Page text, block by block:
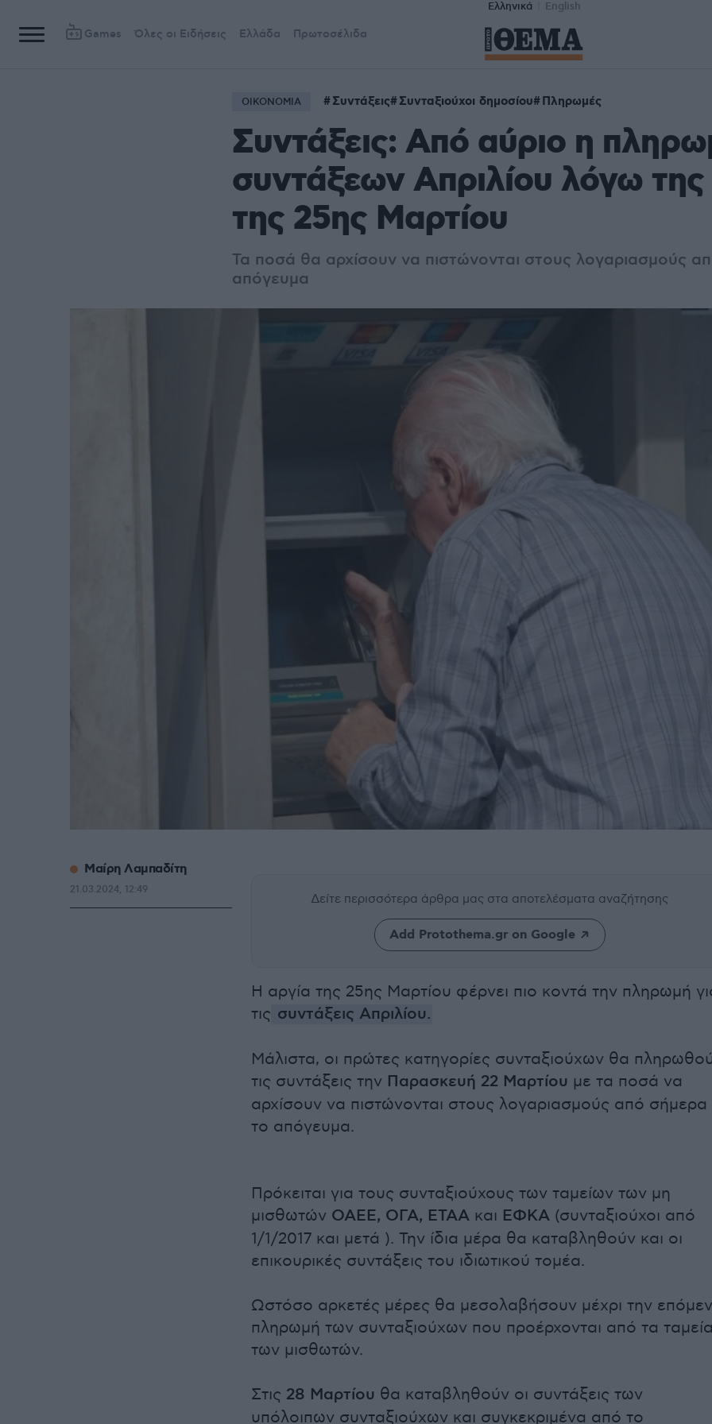
Ελληνικά English
Games Όλες οι Ειδήσεις Ελλάδα Πρωτοσέλιδα
ΟΙΚΟΝΟΜΙΑ Συντάξεις Συνταξιούχοι δημοσίου Πληρωμές
Συντάξεις: Από αύριο η
συντάξεων Απριλίου λόγω της
της 25ης Μαρτίου
Τα ποσά θα αρχίσουν να πιστώνονται στους λογαριασμούς
απόγευμα
Δείτε περισσότερα άρθρα μας στα αποτελέσματα αναζήτησης
Add Protothema.gr on Google
Η αργία της 25ης Μαρτίου φέρνει πιο κοντά την πληρωμή
τις συντάξεις Απριλίου.
Μάλιστα, οι πρώτες κατηγορίες συνταξιούχων θα
τις συντάξεις την Παρασκευή 22 Μαρτίου με τα ποσά να
αρχίσουν να πιστώνονται στους λογαριασμούς από σήμερα
το απόγευμα.
Πρόκειται για τους συνταξιούχους των ταμείων των μη
μισθωτών ΟΑΕΕ, ΟΓΑ, ΕΤΑΑ και ΕΦΚΑ (συνταξιούχοι από
1/1/2017 και μετά ). Την ίδια μέρα θα καταβληθούν και οι
επικουρικές συντάξεις του ιδιωτικού τομέα.
Ωστόσο αρκετές μέρες θα μεσολαβήσουν μέχρι την
πληρωμή των συνταξιούχων που προέρχονται από τα
των μισθωτών.
Στις 28 Μαρτίου θα καταβληθούν οι συντάξεις των
υπόλοιπων συνταξιούχων και συγκεκριμένα από το
Μαίρη Λαμπαδίτη
21.03.2024, 12:49